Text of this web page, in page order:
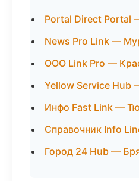
Portal Direct Portal
News Pro Link —
ООО Link Pro —
Yellow Service Hub
Инфо Fast Link —
Справочник Info
Город 24 Hub —